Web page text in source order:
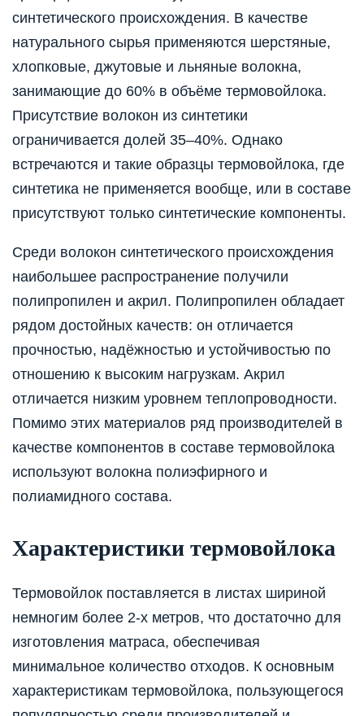
синтетического происхождения. В качестве
натурального сырья применяются шерстяные,
хлопковые, джутовые и льняные волокна,
занимающие до 60% в объёме термовойлока.
Присутствие волокон из синтетики
ограничивается долей 35–40%. Однако
встречаются и такие образцы термовойлока, где
синтетика не применяется вообще, или в составе
присутствуют только синтетические компоненты.
Среди волокон синтетического происхождения
наибольшее распространение получили
полипропилен и акрил. Полипропилен обладает
рядом достойных качеств: он отличается
прочностью, надёжностью и устойчивостью по
отношению к высоким нагрузкам. Акрил
отличается низким уровнем теплопроводности.
Помимо этих материалов ряд производителей в
качестве компонентов в составе термовойлока
используют волокна полиэфирного и
полиамидного состава.
Характеристики термовойлока
Термовойлок поставляется в листах шириной
немногим более 2-х метров, что достаточно для
изготовления матраса, обеспечивая
минимальное количество отходов. К основным
характеристикам термовойлока, пользующегося